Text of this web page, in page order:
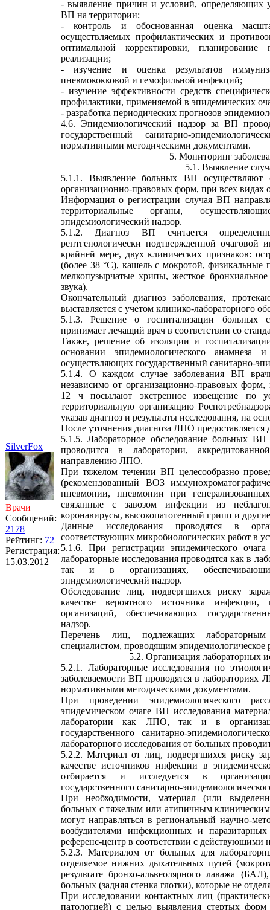
SilverFox
Врачи
Сообщений:
2178
Рейтинг: 72
Регистрация:
15.03.2012
- выявление причин и условий, определяющих
ВП на территории;
- контроль и обоснованная оценка
осуществляемых профилактических и
оптимальной корректировки,
реализации;
- изучение и оценка результатов
пневмококковой и гемофильной инфекций;
- изучение эффективности средств
профилактики, применяемой в эпидемических
- разработка периодических прогнозов
4.6. Эпидемиологический надзор за ВП
государственный санитарно-
нормативными методическими документами.
5. Мониторинг
5.1. Выявление
5.1.1. Выявление больных ВП осуществляют
организационно-правовых форм, при всех
Информация о регистрации случая ВП
территориальные органы,
эпидемиологический надзор.
5.1.2. Диагноз ВП считается
рентгенологически подтвержденной
крайней мере, двух клинических признаков:
(более 38 °C), кашель с мокротой,
мелкопузырчатые хрипы, жесткое
звука).
Окончательный диагноз заболевания,
выставляется с учетом клинико-лабораторного
5.1.3. Решение о госпитализации больных
принимает лечащий врач в соответствии со
Также, решение об изоляции и
основании эпидемиологического анамнеза
осуществляющих государственный санитарно-
5.1.4. О каждом случае заболевания ВП
независимо от организационно-правовых
12 ч посылают экстренное извещение по
территориальную организацию
указав диагноз и результаты исследования, на
После уточнения диагноза ЛПО
5.1.5. Лабораторное обследование больных ВП
проводится в лаборатории,
направлению ЛПО.
При тяжелом течении ВП целесообразно
(рекомендованный ВОЗ
пневмонии, пневмонии при
связанные с завозом инфекции из
коронавирусы, высокопатогенный грипп и
Данные исследования проводятся в
соответствующих микробиологических работ в
5.1.6. При регистрации эпидемического
лабораторные исследования проводятся как в
так и в организациях,
эпидемиологический надзор.
Обследование лиц, подвергшихся риску
качестве вероятного источника инфекции,
организаций, обеспечивающих
надзор.
Перечень лиц, подлежащих лабораторным
специалистом, проводящим эпидемиологическое
5.2. Организация лабораторных
5.2.1. Лабораторные исследования по
заболеваемости ВП проводятся в
нормативными методическими документами.
При проведении эпидемиологического
эпидемическом очаге ВП исследования
лаборатории как ЛПО, так и в
государственного санитарно-
лабораторного исследования от больных
5.2.2. Материал от лиц, подвергшихся риску
качестве источников инфекции в
отбирается и исследуется в
государственного санитарно-
При необходимости, материал (или
больных с тяжелым или атипичным
могут направляться в региональный научно-
возбудителями инфекционных и
референс-центр в соответствии с
5.2.3. Материалом от больных для
отделяемое нижних дыхательных путей
результате бронхо-альвеолярного лаважа
больных (задняя стенка глотки), которые не
При исследовании контактных лиц
патологией) с целью выявления стертых